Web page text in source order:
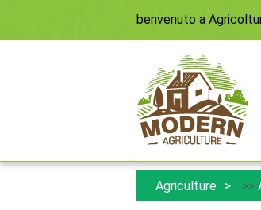
benvenuto a
Agriculture >>